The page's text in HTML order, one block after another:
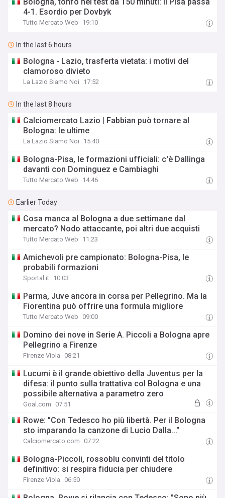
4-1. Esordio per Dovbyk
Tutto Mercato Web 19:10
In the last 6 hours
Bologna - Lazio, trasferta vietata: i motivi del
clamoroso divieto
La Lazio Siamo Noi 17:52
In the last 8 hours
Calciomercato Lazio | Fabbian può tornare al
Bologna: le ultime
La Lazio Siamo Noi 15:40
Bologna-Pisa, le formazioni ufficiali: c'è Dallinga
davanti con Dominguez e Cambiaghi
Tutto Mercato Web 14:46
Earlier Today
Cosa manca al Bologna a due settimane dal
mercato? Nodo attaccante, poi altri due acquisti
Tutto Mercato Web 11:23
Amichevoli pre campionato: Bologna-Pisa, le
probabili formazioni
Sportal.it 10:03
Parma, Juve ancora in corsa per Pellegrino. Ma la
Fiorentina può offrire una formula migliore
Tutto Mercato Web 09:00
Domino dei nove in Serie A. Piccoli a Bologna apre
Pellegrino a Firenze
Firenze Viola 08:21
Lucumi è il grande obiettivo della Juventus per la
difesa: il punto sulla trattativa col Bologna e una
possibile alternativa a parametro zero
Goal.com 07:51
Rowe: "Con Tedesco ho più libertà. Per il Bologna
sto imparando la canzone di Lucio Dalla..."
Calciomercato.com 07:22
Bologna-Piccoli, rossoblu convinti del titolo
definitivo: si respira fiducia per chiudere
Firenze Viola 06:50